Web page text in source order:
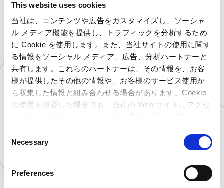
This website uses cookies
当社は、コンテンツや広告をカスタマイズし、ソーシャ
ル メディア機能を提供し、トラフィックを分析するため
に Cookie を使用します。また、当社サイトの使用に関す
る情報をソーシャル メディア、広告、分析パートナーと
共有します。これらのパートナーは、その情報を、お客
様が提供したその他の情報や、お客様のサービス使用か
ら収集した情報と組み合わせる場合があります。Cookie
の使用を拒否した場合でも、当社の Web サイトにアクセ
s
Necessary
Preferences
埼玉県
プラサカプコン 羽生店
千葉県
プラサカプコン 成田店
東京都
プラサカプコン 池袋店
愛媛県
プラサカプコン 新居浜店
高知県
プラサカプコン 高知店
福岡県
プラサカプコン 直方店
大分県
プラサカプコン 大分店
石川県
MIRAINOイオンモール白
山店
千葉県